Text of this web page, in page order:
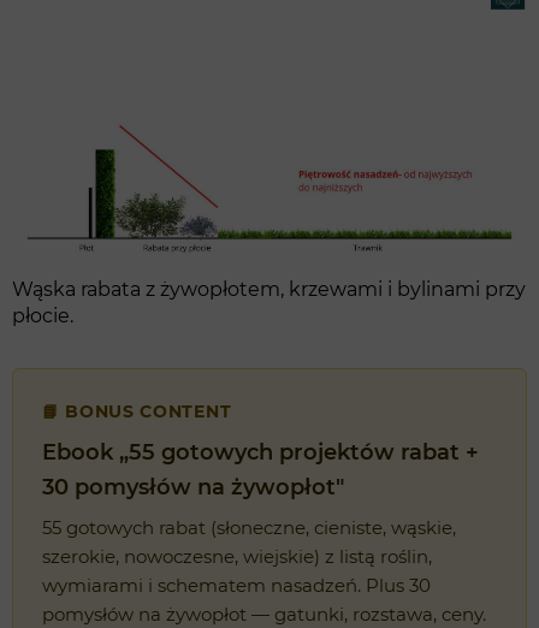
Wąska rabata z żywopłotem, krzewami i bylinami przy
płocie.
📘 BONUS CONTENT
Ebook „55 gotowych projektów rabat +
30 pomysłów na żywopłot"
55 gotowych rabat (słoneczne, cieniste, wąskie,
szerokie, nowoczesne, wiejskie) z listą roślin,
wymiarami i schematem nasadzeń. Plus 30
pomysłów na żywopłot — gatunki, rozstawa, ceny.